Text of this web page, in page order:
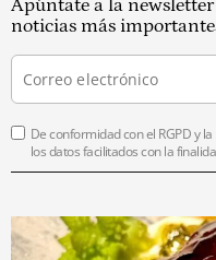
Apúntate a la
noticias más
De conformidad con el RGPD y la
los datos facilitados con la